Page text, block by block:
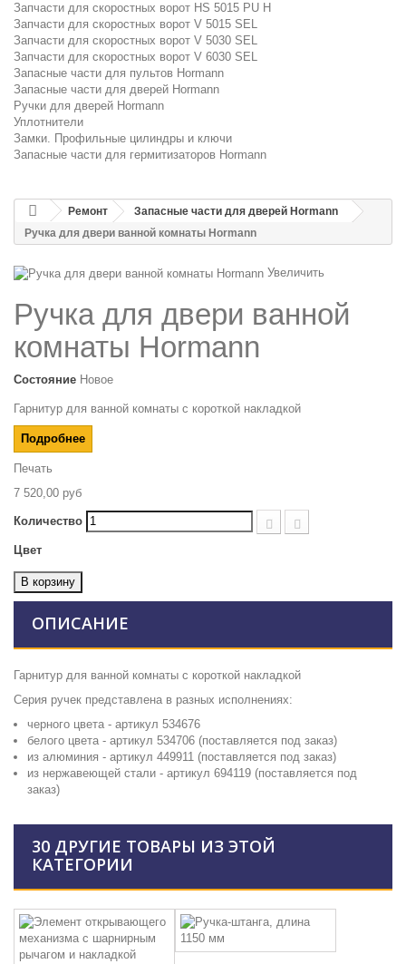
Запчасти для скоростных ворот HS 5015 PU H
Запчасти для скоростных ворот V 5015 SEL
Запчасти для скоростных ворот V 5030 SEL
Запчасти для скоростных ворот V 6030 SEL
Запасные части для пультов Hormann
Запасные части для дверей Hormann
Ручки для дверей Hormann
Уплотнители
Замки. Профильные цилиндры и ключи
Запасные части для гермитизаторов Hormann
Ремонт
Запасные части для дверей Hormann
Ручка для двери ванной комнаты Hormann
Увеличить
Ручка для двери ванной
комнаты Hormann
Состояние Новое
Гарнитур для ванной комнаты с короткой накладкой
Подробнее
Печать
7 520,00 руб
Количество
Цвет
В корзину
ОПИСАНИЕ
Гарнитур для ванной комнаты с короткой накладкой
Серия ручек представлена в разных исполнениях:
черного цвета - артикул 534676
белого цвета - артикул 534706 (поставляется под заказ)
из алюминия - артикул 449911 (поставляется под заказ)
из нержавеющей стали - артикул 694119 (поставляется под
заказ)
30 ДРУГИЕ ТОВАРЫ ИЗ ЭТОЙ
КАТЕГОРИИ